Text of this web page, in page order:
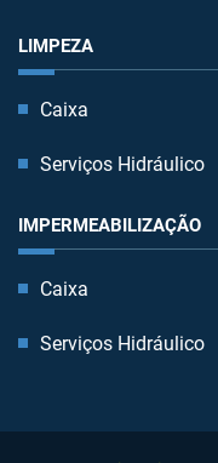
LIMPEZA
Caixa
Serviços Hidráulico
IMPERMEABILIZAÇÃO
Caixa
Serviços Hidráulico